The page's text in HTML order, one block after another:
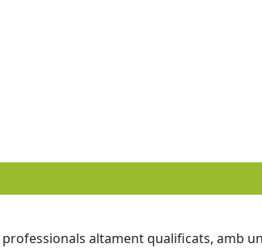
altament qualificats, amb